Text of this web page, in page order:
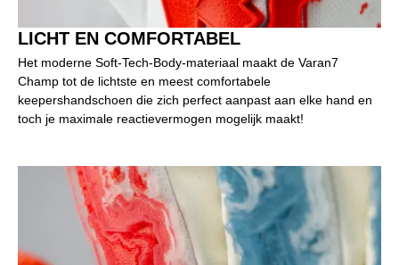
LICHT EN COMFORTABEL
Het moderne Soft-Tech-Body-materiaal maakt de Varan7
Champ tot de lichtste en meest comfortabele
keepershandschoen die zich perfect aanpast aan elke hand en
toch je maximale reactievermogen mogelijk maakt!